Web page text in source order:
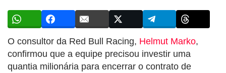
O consultor da Red Bull Racing, Helmut Marko,
confirmou que a equipe precisou investir uma
quantia milionária para encerrar o contrato de